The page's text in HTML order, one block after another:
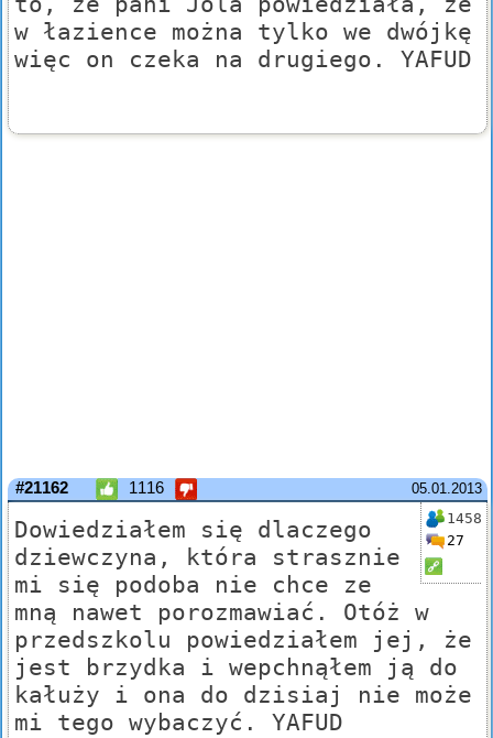
w łazience można tylko we dwójkę
więc on czeka na drugiego. YAFUD
05.01.2013
#21162 1116
1458
27
Dowiedziałem się dlaczego
dziewczyna, która strasznie
mi się podoba nie chce ze
mną nawet porozmawiać. Otóż w
przedszkolu powiedziałem jej, że
jest brzydka i wepchnąłem ją do
kałuży i ona do dzisiaj nie może
mi tego wybaczyć. YAFUD